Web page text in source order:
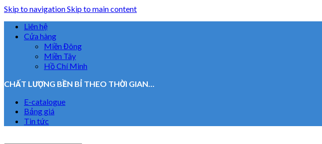
Skip to navigationSkip to main content
Liên hệ
Cửa hàng
Miền Đông
Miền Tây
Hồ Chí Minh
CHẤT LƯỢNG BỀN BỈ THEO THỜI GIAN…
E-catalogue
Bảng giá
Tin tức